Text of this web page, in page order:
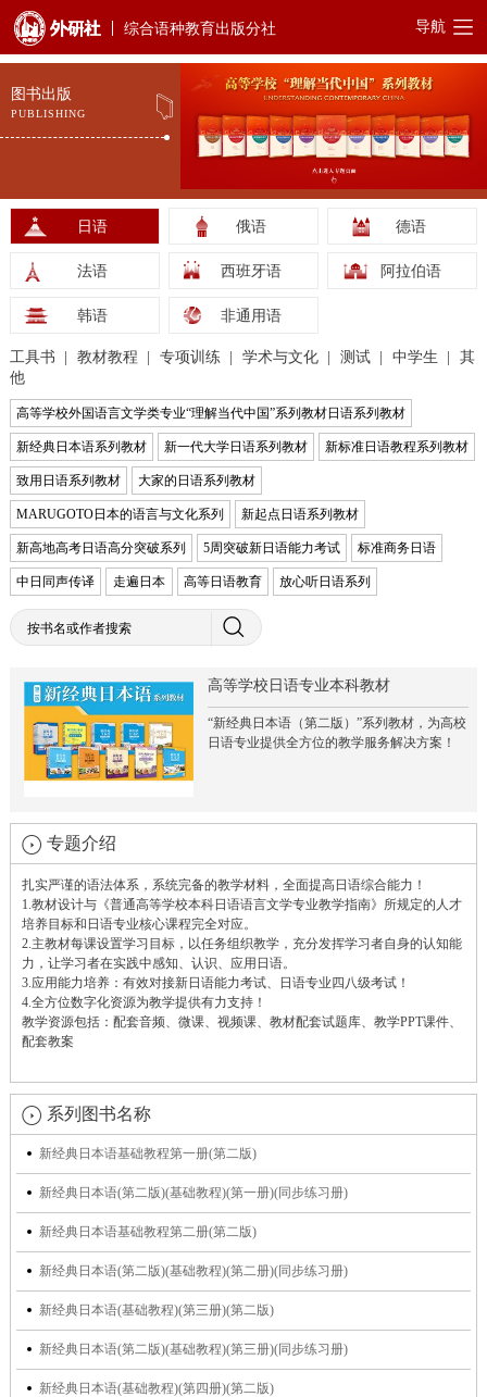
综合语种教育出版分社 导航
图书出版
PUBLISHING
日语 俄语 德语
法语 西班牙语 阿拉伯语
韩语 非通用语
工具书 教材教程 专项训练 学术与文化 测试 中学生
其
他
高等学校外国语言文学类专业“理解当代中国”系列教材日语系列教材
新经典日本语系列教材 新一代大学日语系列教材 新标准日语教程系列教材
致用日语系列教材 大家的日语系列教材
MARUGOTO日本的语言与文化系列 新起点日语系列教材
新高地高考日语高分突破系列 5周突破新日语能力考试 标准商务日语
中日同声传译 走遍日本 高等日语教育 放心听日语系列
高等学校日语专业本科教材
“新经典日本语（第二版）”系列教材，为高校
日语专业提供全方位的教学服务解决方案！
专题介绍
扎实严谨的语法体系，系统完备的教学材料，全面提高日语综合能力！
1.教材设计与《普通高等学校本科日语语言文学专业教学指南》所规定的人才
培养目标和日语专业核心课程完全对应。
2.主教材每课设置学习目标，以任务组织教学，充分发挥学习者自身的认知能
力，让学习者在实践中感知、认识、应用日语。
3.应用能力培养：有效对接新日语能力考试、日语专业四八级考试！
4.全方位数字化资源为教学提供有力支持！
教学资源包括：配套音频、微课、视频课、教材配套试题库、教学PPT课件、
配套教案
系列图书名称
新经典日本语基础教程第一册(第二版)
新经典日本语(第二版)(基础教程)(第一册)(同步练习册)
新经典日本语基础教程第二册(第二版)
新经典日本语(第二版)(基础教程)(第二册)(同步练习册)
新经典日本语(基础教程)(第三册)(第二版)
新经典日本语(第二版)(基础教程)(第三册)(同步练习册)
新经典日本语(基础教程)(第四册)(第二版)